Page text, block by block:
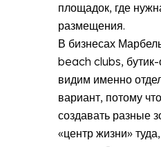
площадок, где
размещения.
В бизнесах
beach clubs,
видим именно
вариант, потому
создавать разные
«центр жизни»